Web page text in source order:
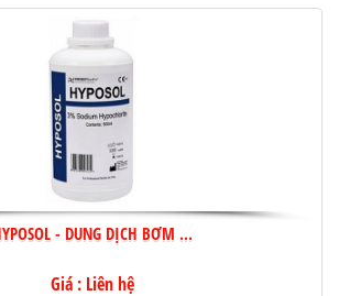
- DUNG DỊCH BƠM ...
Giá : Liên hệ